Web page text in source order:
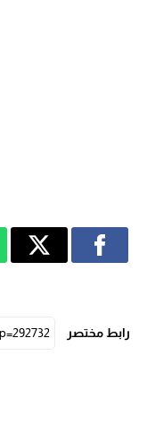
رابط مختصر